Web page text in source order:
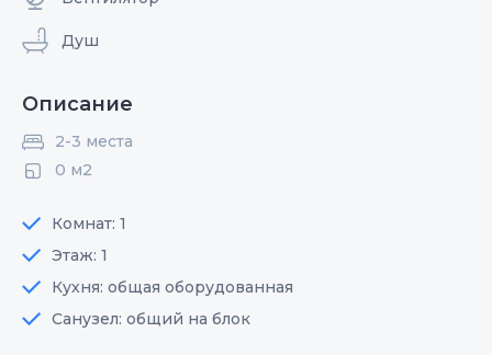
Душ
Описание
2-3 места
0 м2
Комнат: 1
Этаж: 1
Кухня: общая оборудованная
Санузел: общий на блок